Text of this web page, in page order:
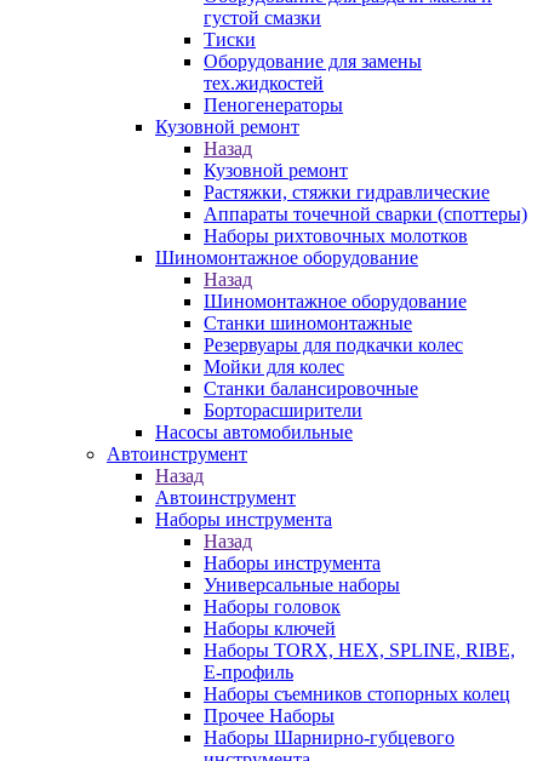
густой смазки
Тиски
Оборудование для замены
тех.жидкостей
Пеногенераторы
Кузовной ремонт
Назад
Кузовной ремонт
Растяжки, стяжки гидравлические
Аппараты точечной сварки (споттеры)
Наборы рихтовочных молотков
Шиномонтажное оборудование
Назад
Шиномонтажное оборудование
Станки шиномонтажные
Резервуары для подкачки колес
Мойки для колес
Станки балансировочные
Борторасширители
Насосы автомобильные
Автоинструмент
Назад
Автоинструмент
Наборы инструмента
Назад
Наборы инструмента
Универсальные наборы
Наборы головок
Наборы ключей
Наборы TORX, HEX, SPLINE, RIBE,
E-профиль
Наборы съемников стопорных колец
Прочее Наборы
Наборы Шарнирно-губцевого